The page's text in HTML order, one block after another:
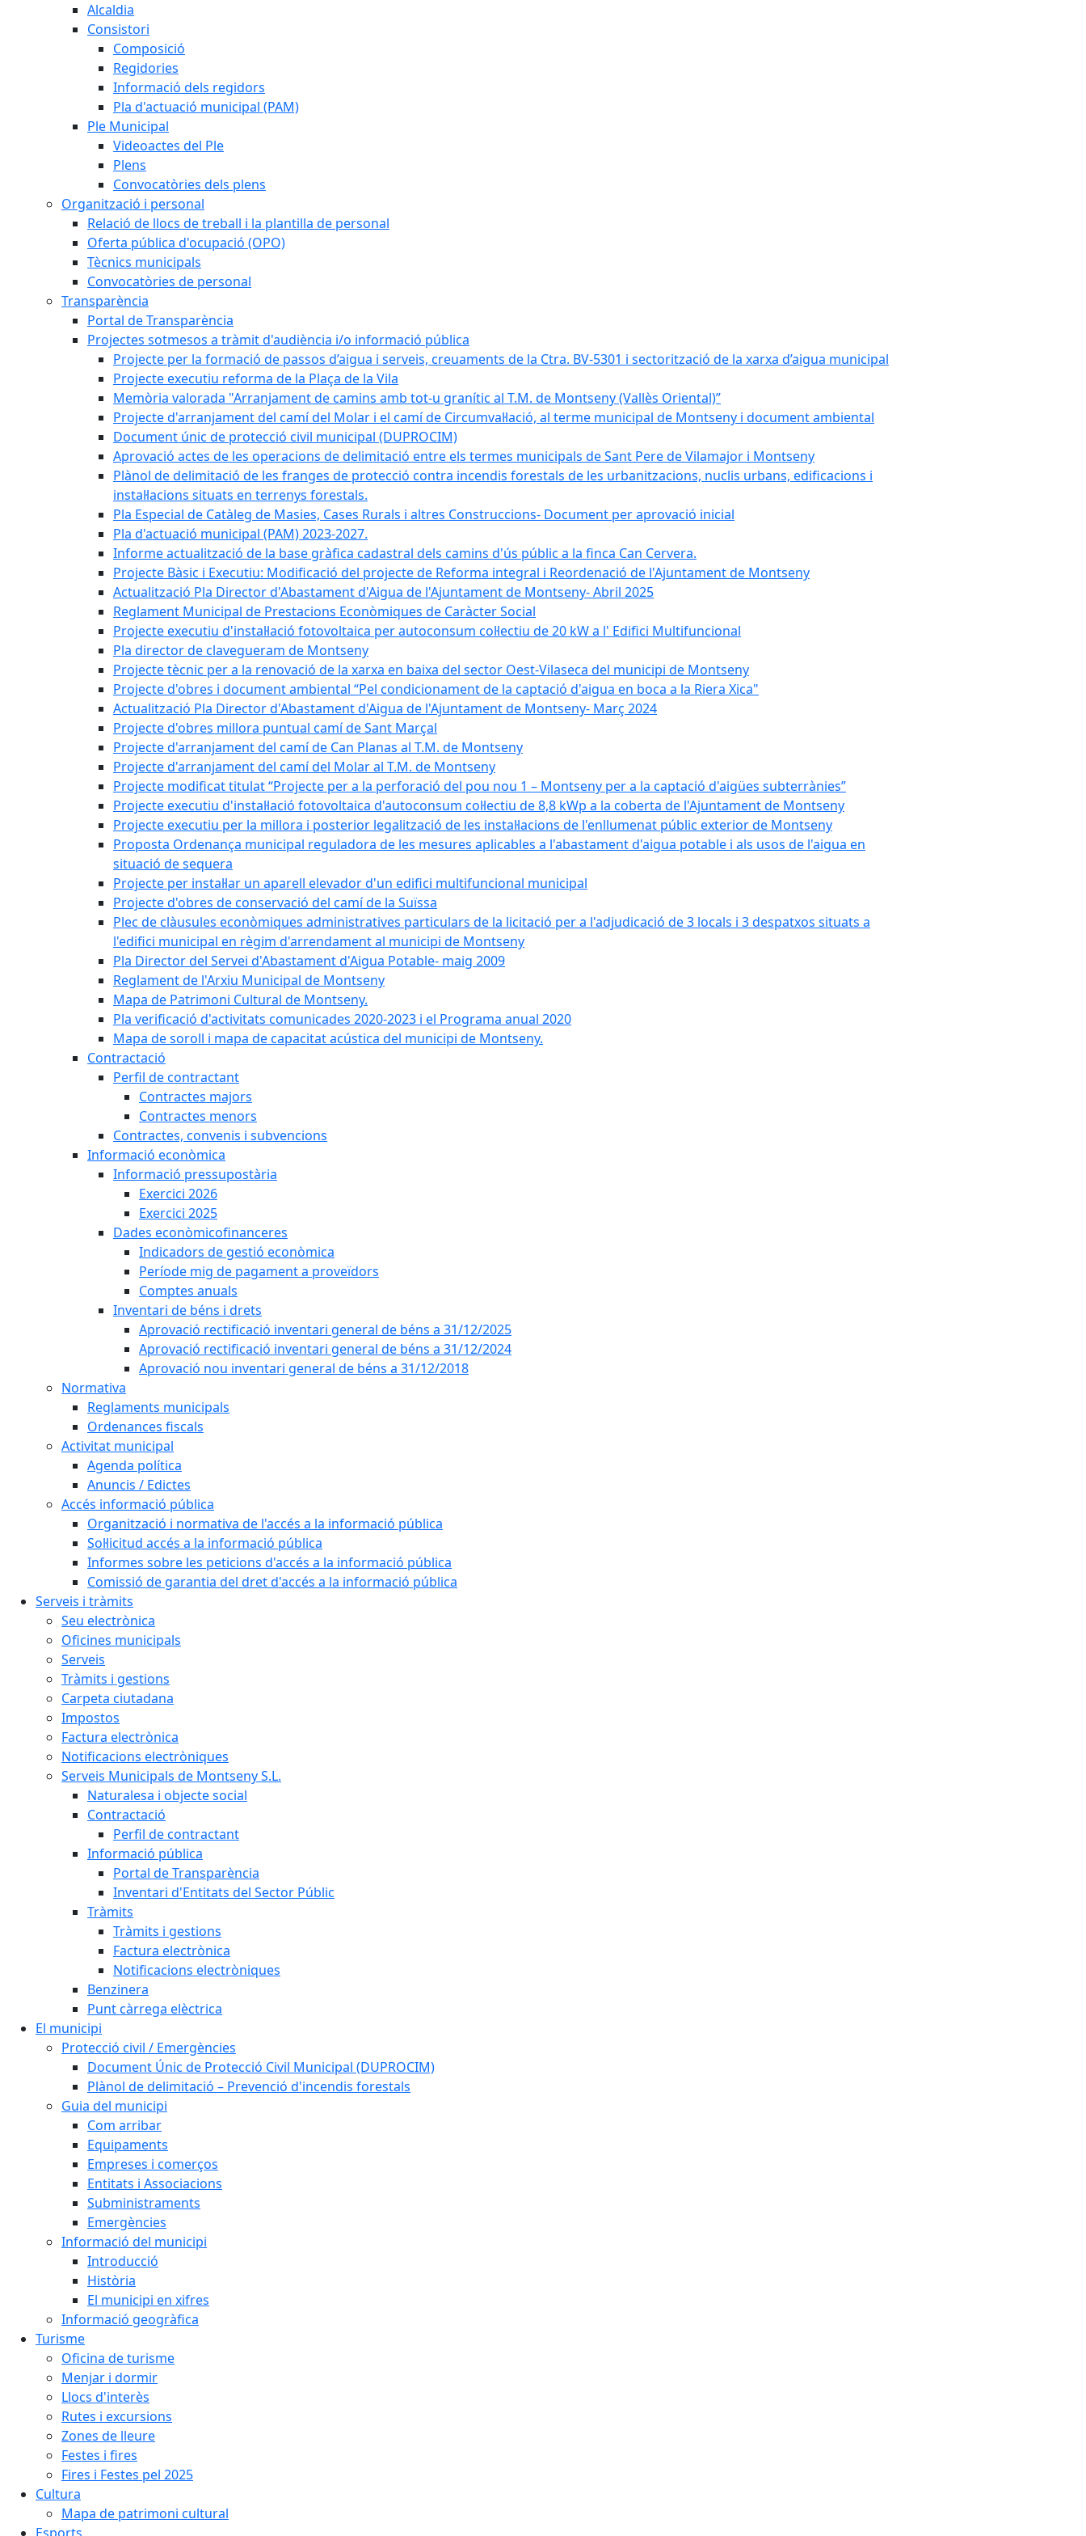
Alcaldia
Consistori
Composició
Regidories
Informació dels regidors
Pla d'actuació municipal (PAM)
Ple Municipal
Videoactes del Ple
Plens
Convocatòries dels plens
Organització i personal
Relació de llocs de treball i la plantilla de personal
Oferta pública d'ocupació (OPO)
Tècnics municipals
Convocatòries de personal
Transparència
Portal de Transparència
Projectes sotmesos a tràmit d'audiència i/o informació pública
Projecte per la formació de passos d’aigua i serveis, creuaments de la Ctra. BV-5301 i sectorització de la xarxa d’aigua municipal
Projecte executiu reforma de la Plaça de la Vila
Memòria valorada "Arranjament de camins amb tot-u granític al T.M. de Montseny (Vallès Oriental)”
Projecte d'arranjament del camí del Molar i el camí de Circumval·lació, al terme municipal de Montseny i document ambiental
Document únic de protecció civil municipal (DUPROCIM)
Aprovació actes de les operacions de delimitació entre els termes municipals de Sant Pere de Vilamajor i Montseny
Plànol de delimitació de les franges de protecció contra incendis forestals de les urbanitzacions, nuclis urbans, edificacions i
instal·lacions situats en terrenys forestals.
Pla Especial de Catàleg de Masies, Cases Rurals i altres Construccions- Document per aprovació inicial
Pla d'actuació municipal (PAM) 2023-2027.
Informe actualització de la base gràfica cadastral dels camins d'ús públic a la finca Can Cervera.
Projecte Bàsic i Executiu: Modificació del projecte de Reforma integral i Reordenació de l'Ajuntament de Montseny
Actualització Pla Director d'Abastament d'Aigua de l'Ajuntament de Montseny- Abril 2025
Reglament Municipal de Prestacions Econòmiques de Caràcter Social
Projecte executiu d'instal·lació fotovoltaica per autoconsum col·lectiu de 20 kW a l' Edifici Multifuncional
Pla director de clavegueram de Montseny
Projecte tècnic per a la renovació de la xarxa en baixa del sector Oest-Vilaseca del municipi de Montseny
Projecte d'obres i document ambiental “Pel condicionament de la captació d'aigua en boca a la Riera Xica"
Actualització Pla Director d'Abastament d'Aigua de l'Ajuntament de Montseny- Març 2024
Projecte d'obres millora puntual camí de Sant Marçal
Projecte d'arranjament del camí de Can Planas al T.M. de Montseny
Projecte d'arranjament del camí del Molar al T.M. de Montseny
Projecte modificat titulat “Projecte per a la perforació del pou nou 1 – Montseny per a la captació d'aigües subterrànies”
Projecte executiu d'instal·lació fotovoltaica d'autoconsum col·lectiu de 8,8 kWp a la coberta de l'Ajuntament de Montseny
Projecte executiu per la millora i posterior legalització de les instal·lacions de l'enllumenat públic exterior de Montseny
Proposta Ordenança municipal reguladora de les mesures aplicables a l'abastament d'aigua potable i als usos de l'aigua en
situació de sequera
Projecte per instal·lar un aparell elevador d'un edifici multifuncional municipal
Projecte d'obres de conservació del camí de la Suïssa
Plec de clàusules econòmiques administratives particulars de la licitació per a l'adjudicació de 3 locals i 3 despatxos situats a
l'edifici municipal en règim d'arrendament al municipi de Montseny
Pla Director del Servei d'Abastament d'Aigua Potable- maig 2009
Reglament de l'Arxiu Municipal de Montseny
Mapa de Patrimoni Cultural de Montseny.
Pla verificació d'activitats comunicades 2020-2023 i el Programa anual 2020
Mapa de soroll i mapa de capacitat acústica del municipi de Montseny.
Contractació
Perfil de contractant
Contractes majors
Contractes menors
Contractes, convenis i subvencions
Informació econòmica
Informació pressupostària
Exercici 2026
Exercici 2025
Dades econòmicofinanceres
Indicadors de gestió econòmica
Període mig de pagament a proveïdors
Comptes anuals
Inventari de béns i drets
Aprovació rectificació inventari general de béns a 31/12/2025
Aprovació rectificació inventari general de béns a 31/12/2024
Aprovació nou inventari general de béns a 31/12/2018
Normativa
Reglaments municipals
Ordenances fiscals
Activitat municipal
Agenda política
Anuncis / Edictes
Accés informació pública
Organització i normativa de l'accés a la informació pública
Sol·licitud accés a la informació pública
Informes sobre les peticions d'accés a la informació pública
Comissió de garantia del dret d'accés a la informació pública
Serveis i tràmits
Seu electrònica
Oficines municipals
Serveis
Tràmits i gestions
Carpeta ciutadana
Impostos
Factura electrònica
Notificacions electròniques
Serveis Municipals de Montseny S.L.
Naturalesa i objecte social
Contractació
Perfil de contractant
Informació pública
Portal de Transparència
Inventari d'Entitats del Sector Públic
Tràmits
Tràmits i gestions
Factura electrònica
Notificacions electròniques
Benzinera
Punt càrrega elèctrica
El municipi
Protecció civil / Emergències
Document Únic de Protecció Civil Municipal (DUPROCIM)
Plànol de delimitació – Prevenció d'incendis forestals
Guia del municipi
Com arribar
Equipaments
Empreses i comerços
Entitats i Associacions
Subministraments
Emergències
Informació del municipi
Introducció
Història
El municipi en xifres
Informació geogràfica
Turisme
Oficina de turisme
Menjar i dormir
Llocs d'interès
Rutes i excursions
Zones de lleure
Festes i fires
Fires i Festes pel 2025
Cultura
Mapa de patrimoni cultural